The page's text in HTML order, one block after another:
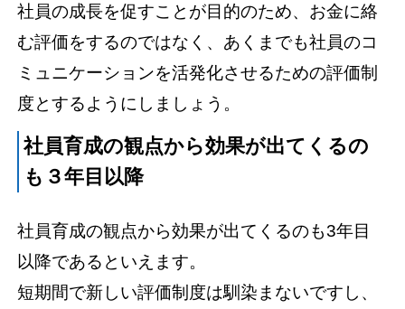
社員の成長を促すことが目的のため、お金に絡
む評価をするのではなく、あくまでも社員のコ
ミュニケーションを活発化させるための評価制
度とするようにしましょう。
社員育成の観点から効果が出てくるの
も３年目以降
社員育成の観点から効果が出てくるのも3年目
以降であるといえます。
短期間で新しい評価制度は馴染まないですし、